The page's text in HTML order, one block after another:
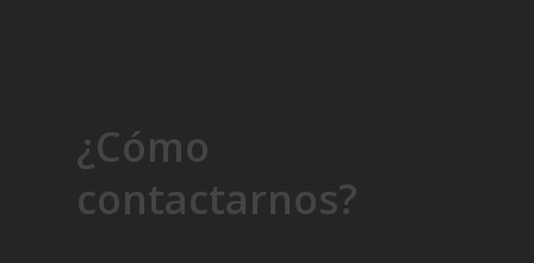
¿Cómo
contactarnos?